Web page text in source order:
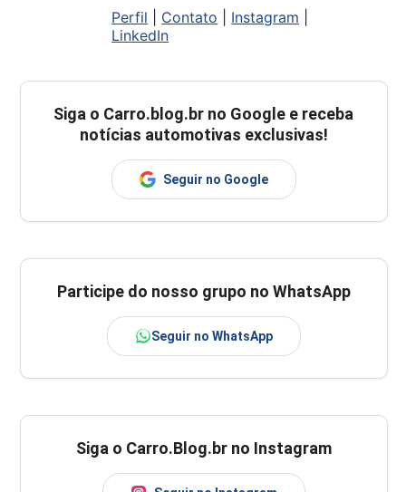
Perfil Contato Instagram
LinkedIn
Siga o Carro.blog.br no Google e receba
notícias automotivas exclusivas!
Seguir no Google
Participe do nosso grupo no WhatsApp
Seguir no WhatsApp
Siga o Carro.Blog.br no Instagram